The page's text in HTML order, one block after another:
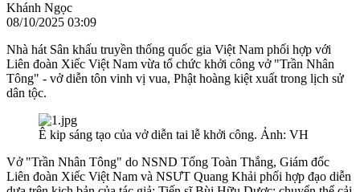
Khánh Ngọc
08/10/2025 03:09
Nhà hát Sân khấu truyền thống quốc gia Việt Nam phối hợp với
Liên đoàn Xiếc Việt Nam vừa tổ chức khởi công vở "Trần Nhân
Tông" - vở diễn tôn vinh vị vua, Phật hoàng kiệt xuất trong lịch sử
dân tộc.
Ê kip sáng tạo của vở diễn tai lễ khởi công. Ảnh: VH
Vở "Trần Nhân Tông" do NSND Tống Toàn Thắng, Giám đốc
Liên đoàn Xiếc Việt Nam và NSƯT Quang Khải phối hợp đạo diễn